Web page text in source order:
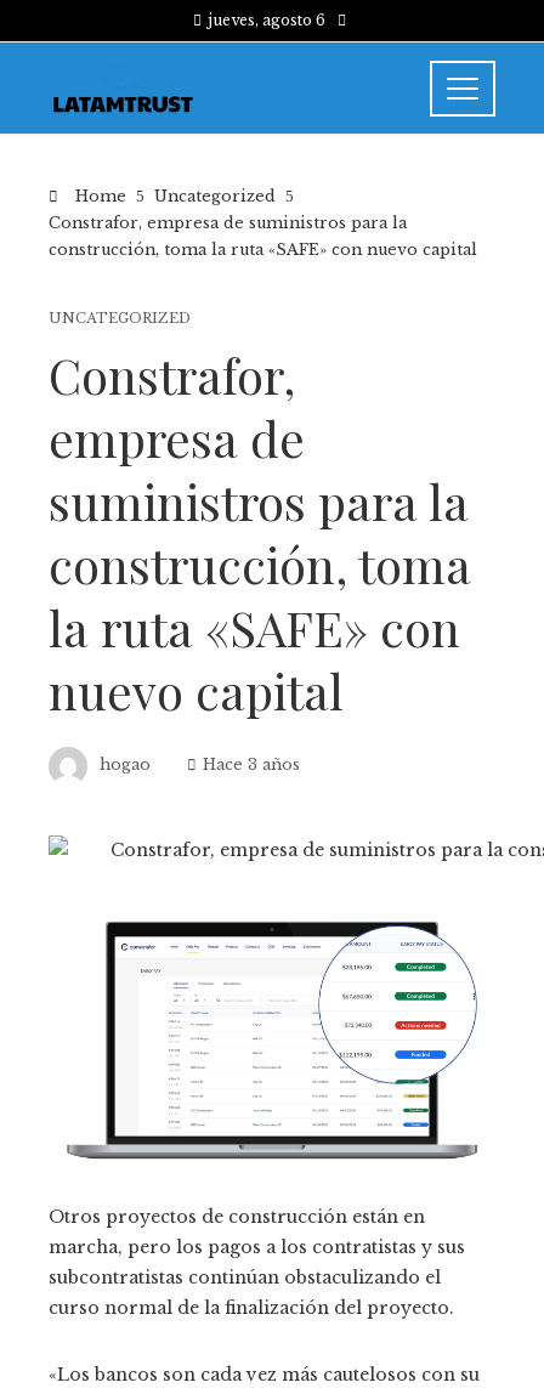
jueves, agosto 6
Home
Uncategorized
Constrafor, empresa de suministros para la
construcción, toma la ruta «SAFE» con nuevo capital
UNCATEGORIZED
Constrafor,
empresa de
suministros para la
construcción, toma
la ruta «SAFE» con
nuevo capital
hogao Hace 3 años
Otros proyectos de construcción están en
marcha, pero los pagos a los contratistas y sus
subcontratistas continúan obstaculizando el
curso normal de la finalización del proyecto.
«Los bancos son cada vez más cautelosos con su